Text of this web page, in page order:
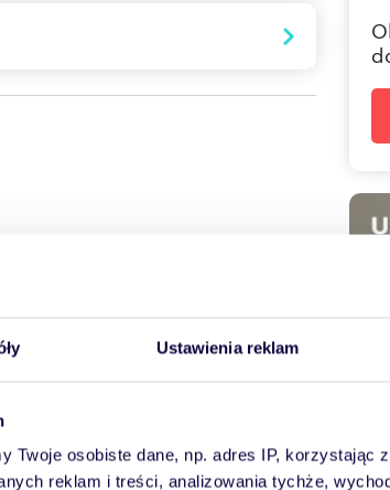
Ustawienia reklam
Twoje osobiste dane, np. adres IP, korzystając
reklam i treści, analizowania tychże,
Nowosolnej.
swobody codziennego życia, nie
hektarowej działce powstaje
12 niezależnych apartamentów
prywatności i wygodzie
do starannie zaplanowanych części
się przemyślanym układem